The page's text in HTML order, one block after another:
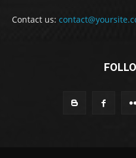
Contact us: